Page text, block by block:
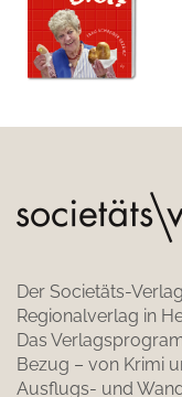
Der Societäts-
Regionalverlag in
Das
Bezug – von Krimi
Ausflugs- und